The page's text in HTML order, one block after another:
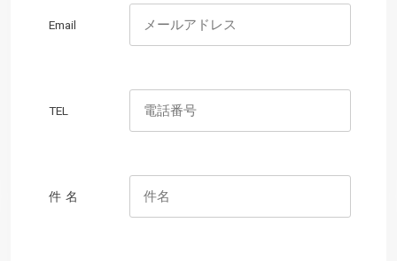
Email
TEL
件 名